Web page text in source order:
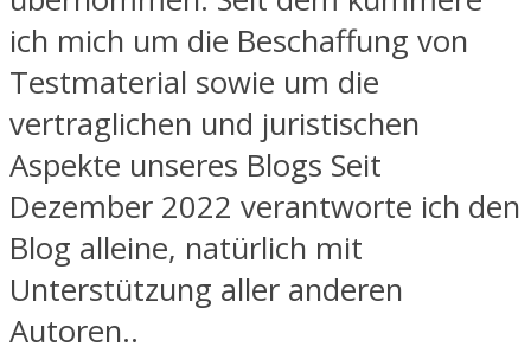
ich mich um die Beschaffung von
Testmaterial sowie um die
vertraglichen und juristischen
Aspekte unseres Blogs Seit
Dezember 2022 verantworte ich den
Blog alleine, natürlich mit
Unterstützung aller anderen
Autoren..